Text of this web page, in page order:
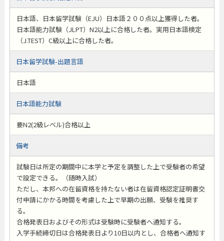
日本語、日本留学試験（EJU）日本語２００点以上獲得した者。
日本語能力試験（JLPT）N2以上に合格した者。実用日本語検定
（J.TEST）C級以上に合格した者。
日本留学試験-出題言語
日本語
日本語能力試験
要N2(2級レベル)合格以上
備考
試験日は所定の期間中に本学と予定を調整した上で受験者の希望
で設定できる。（随時入試）
ただし、本邦への在留資格を持たない者は在留資格認定証明書交
付申請にかかる時間を考慮した上で早期の出願、受験を推奨す
る。
合格発表日およびその形式は受験時に受験者へ通知する。
入学手続締切日は合格発表日より10日以内とし、合格者へ通知す